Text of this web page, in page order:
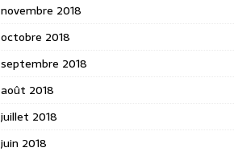
novembre 2018
octobre 2018
septembre 2018
août 2018
juillet 2018
juin 2018